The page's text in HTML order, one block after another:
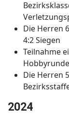
Die Herren
4:2 Siegen
Teilnahme
Hobbyrunde
Die Herren
2024